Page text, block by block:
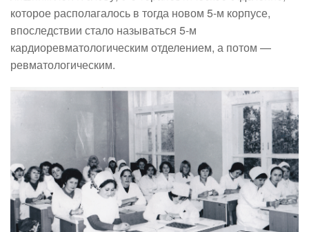
которое располагалось в тогда новом 5-м корпусе,
впоследствии стало называться 5-м
кардиоревматологическим отделением, а потом —
ревматологическим.